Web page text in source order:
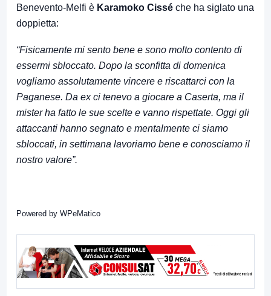
Benevento-Melfi è Karamoko Cissé che ha siglato una
doppietta:
“Fisicamente mi sento bene e sono molto contento di
essermi sbloccato. Dopo la sconfitta di domenica
vogliamo assolutamente vincere e riscattarci con la
Paganese. Da ex ci tenevo a giocare a Caserta, ma il
mister ha fatto le sue scelte e vanno rispettate. Oggi gli
attaccanti hanno segnato e mentalmente ci siamo
sbloccati, in settimana lavoriamo bene e conosciamo il
nostro valore”.
Powered by WPeMatico